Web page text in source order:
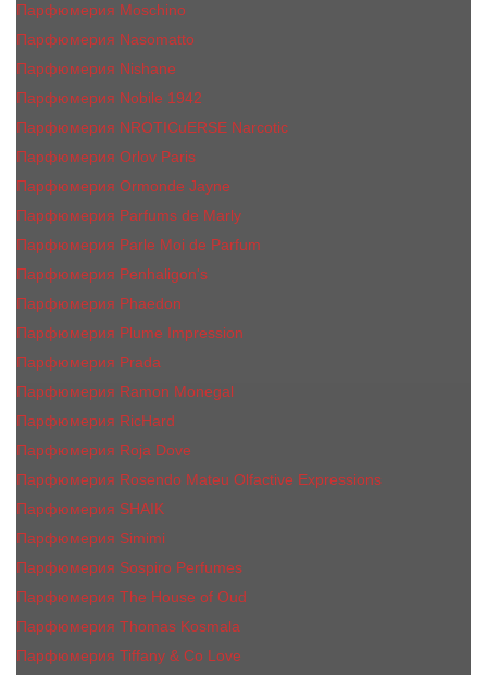
Парфюмерия Moschino
Парфюмерия Nasomatto
Парфюмерия Nishane
Парфюмерия Nobile 1942
Парфюмерия NROTICuERSE Narcotic
Парфюмерия Orlov Paris
Парфюмерия Ormonde Jayne
Парфюмерия Parfums de Marly
Парфюмерия Parle Moi de Parfum
Парфюмерия Penhaligon's
Парфюмерия Phaedon
Парфюмерия Plume Impression
Парфюмерия Prada
Парфюмерия Ramon Monegal
Парфюмерия RicHard
Парфюмерия Roja Dove
Парфюмерия Rosendo Mateu Olfactive Expressions
Парфюмерия SHAIK
Парфюмерия Simimi
Парфюмерия Sospiro Perfumes
Парфюмерия The House of Oud
Парфюмерия Thomas Kosmala
Парфюмерия Tiffany & Co Love